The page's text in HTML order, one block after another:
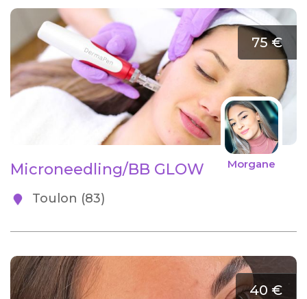
75 €
Morgane
Microneedling/BB GLOW
Toulon (83)
40 €